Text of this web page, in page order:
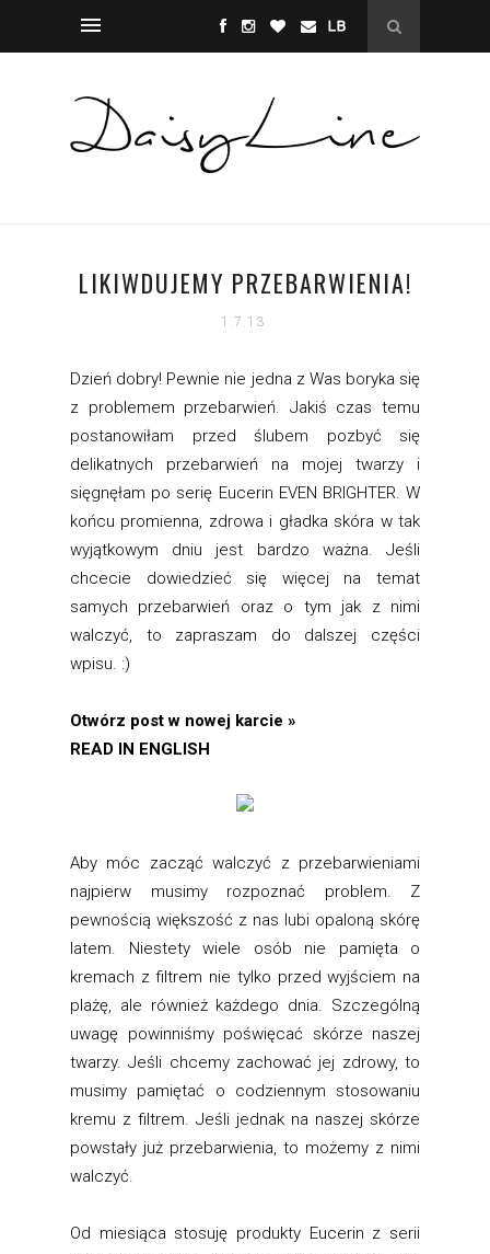
LIKIWDUJEMY PRZEBARWIENIA!
1.7.13
Dzień dobry! Pewnie nie jedna z Was boryka się
z problemem przebarwień. Jakiś czas temu
postanowiłam przed ślubem pozbyć się
delikatnych przebarwień na mojej twarzy i
sięgnęłam po serię Eucerin EVEN BRIGHTER. W
końcu promienna, zdrowa i gładka skóra w tak
wyjątkowym dniu jest bardzo ważna. Jeśli
chcecie dowiedzieć się więcej na temat
samych przebarwień oraz o tym jak z nimi
walczyć, to zapraszam do dalszej części
wpisu. :)
Otwórz post w nowej karcie »
READ IN ENGLISH
Aby móc zacząć walczyć z przebarwieniami
najpierw musimy rozpoznać problem. Z
pewnością większość z nas lubi opaloną skórę
latem. Niestety wiele osób nie pamięta o
kremach z filtrem nie tylko przed wyjściem na
plażę, ale również każdego dnia. Szczególną
uwagę powinniśmy poświęcać skórze naszej
twarzy. Jeśli chcemy zachować jej zdrowy, to
musimy pamiętać o codziennym stosowaniu
kremu z filtrem. Jeśli jednak na naszej skórze
powstały już przebarwienia, to możemy z nimi
walczyć.
Od miesiąca stosuję produkty Eucerin z serii